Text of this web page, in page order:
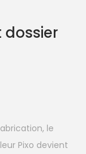
le
Pixo devient